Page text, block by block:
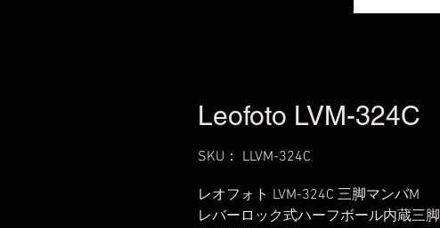
Leofoto LVM-324C
SKU： LLVM-324C
レオフォト LVM-324C 三脚マンバM
レバーロック式ハーフボール内蔵三脚